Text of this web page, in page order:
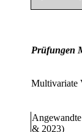
Prüfungen
Multivariate
& 2023)